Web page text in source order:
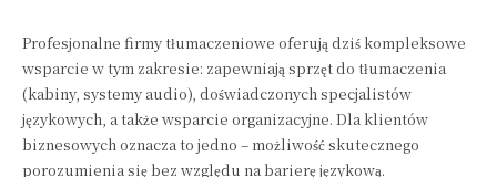
Profesjonalne firmy tłumaczeniowe oferują dziś kompleksowe
wsparcie w tym zakresie: zapewniają sprzęt do tłumaczenia
(kabiny, systemy audio), doświadczonych specjalistów
językowych, a także wsparcie organizacyjne. Dla klientów
biznesowych oznacza to jedno – możliwość skutecznego
porozumienia się bez względu na barierę językową.